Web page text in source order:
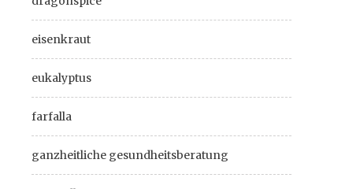
eisenkraut
eukalyptus
farfalla
ganzheitliche gesundheitsberatung